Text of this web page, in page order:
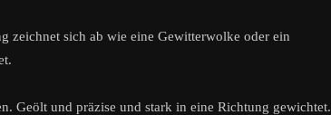
zeichnet sich ab wie eine Gewitterwolke oder ein
Geölt und präzise und stark in eine Richtung gewichtet.